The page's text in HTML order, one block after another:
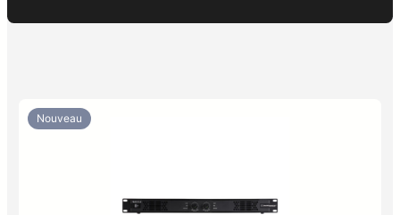
Nouveau